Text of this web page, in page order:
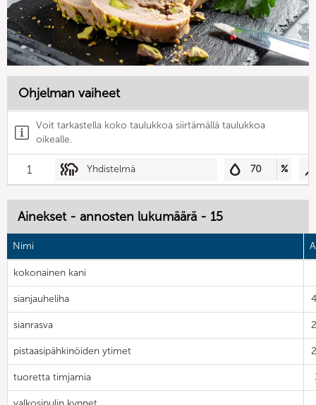
Ohjelman vaiheet
Voit tarkastella koko taulukkoa siirtämällä taulukkoa
oikealle.
1 Yhdistelmä 70 %
Ainekset - annosten lukumäärä - 15
Nimi
kokonainen kani
sianjauheliha
sianrasva
pistaasipähkinöiden ytimet
tuoretta timjamia